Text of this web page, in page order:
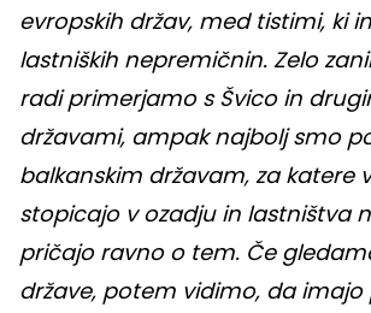
evropskih držav, med tistimi, ki
lastniških nepremičnin. Zelo
radi primerjamo s Švico in
državami, ampak najbolj smo
balkanskim državam, za katere
stopicajo v ozadju in lastništva
pričajo ravno o tem. Če
države, potem vidimo, da